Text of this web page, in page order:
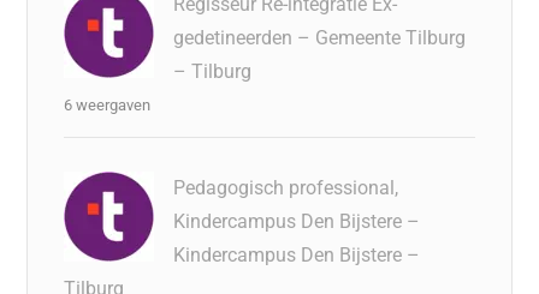
gedetineerden – Gemeente Tilburg
– Tilburg
6 weergaven
Pedagogisch professional,
Kindercampus Den Bijstere –
Kindercampus Den Bijstere –
Tilburg